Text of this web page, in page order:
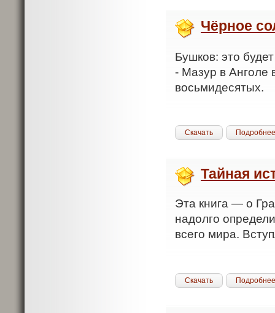
Чёрное
Бушков: это
- Мазур в Анголе
восьмидесятых.
Скачать Подробнее
Тайная
Эта книга — о
надолго
всего мира.
Скачать Подробнее